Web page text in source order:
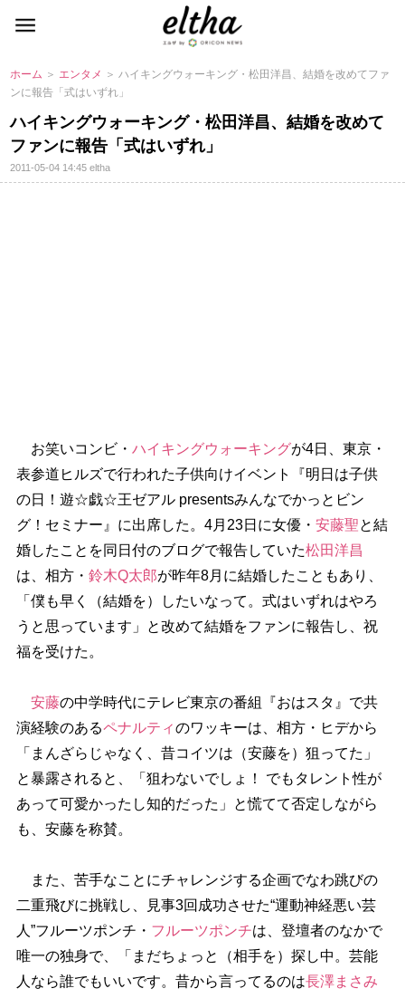
ホーム ＞ エンタメ ＞ ハイキングウォーキング・松田洋昌、結婚を改めてファ
ンに報告「式はいずれ」
ハイキングウォーキング・松田洋昌、結婚を改めて
ファンに報告「式はいずれ」
2011-05-04 14:45eltha
お笑いコンビ・ ハイキングウォーキングが4日、東京・
表参道ヒルズで行われた子供向けイベント『明日は子供
の日！遊☆戯☆王ゼアル presentsみんなでかっとビン
グ！セミナー』に出席した。4月23日に女優・ 安藤聖と結
婚したことを同日付のブログで報告していた松田洋昌
は、相方・ 鈴木Q太郎が昨年8月に結婚したこともあり、
「僕も早く（結婚を）したいなって。式はいずれはやろ
うと思っています」と改めて結婚をファンに報告し、祝
福を受けた。
安藤の中学時代にテレビ東京の番組『おはスタ』で共
演経験のあるペナルティのワッキーは、相方・ヒデから
「まんざらじゃなく、昔コイツは（安藤を）狙ってた」
と暴露されると、「狙わないでしょ！ でもタレント性が
あって可愛かったし知的だった」と慌てて否定しながら
も、安藤を称賛。
また、苦手なことにチャレンジする企画でなわ跳びの
二重飛びに挑戦し、見事3回成功させた“運動神経悪い芸
人”フルーツポンチ・ フルーツポンチは、登壇者のなかで
唯一の独身で、「まだちょっと（相手を）探し中。芸能
人なら誰でもいいです。昔から言ってるのは長澤まさみ